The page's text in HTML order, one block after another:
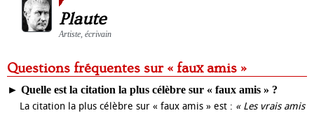
Plaute
Artiste, écrivain
Questions fréquentes sur « faux amis »
► Quelle est la citation la plus célèbre sur « faux amis » ?
La citation la plus célèbre sur « faux amis » est : « Les vrais amis